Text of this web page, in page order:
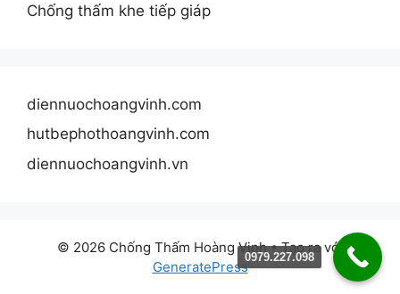
Chống thấm khe tiếp giáp
diennuochoangvinh.com
hutbephothoangvinh.com
diennuochoangvinh.vn
© 2026 Chống Thấm Hoàng Vinh• Tạo ra với
GeneratePress
0979.227.098